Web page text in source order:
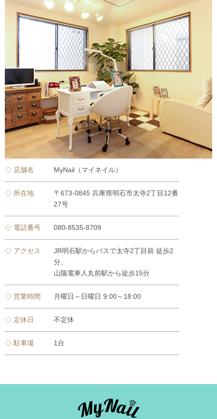
◇ 店舗名 MyNail（マイネイル）
◇ 所在地
〒673-0845 兵庫県明石市太寺2丁目12番
27号
◇ 電話番号 080-8535-8709
◇ アクセス
JR明石駅からバスで太寺2丁目前 徒歩2
分、
山陽電車人丸前駅から徒歩15分
◇ 営業時間 月曜日～日曜日 9:00～18:00
◇ 定休日 不定休
◇ 駐車場 1台